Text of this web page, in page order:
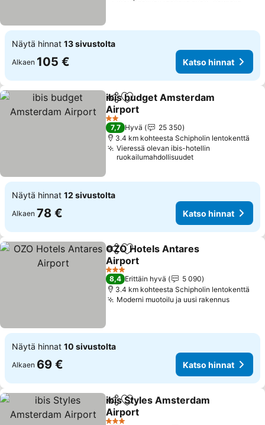
Näytä hinnat 13 sivustolta
Alkaen 105 € Katso hinnat
Jaa Lisää suosikkeihin
ibis budget Amsterdam
Airport
Katso hinnat
2 Tähtiluokitus
7,7 Hyvä
25 350
3.4 km kohteesta Schipholin lentokenttä
Vieressä olevan ibis-hotellin
ruokailumahdollisuudet
Näytä hinnat 12 sivustolta
Alkaen 78 € Katso hinnat
Jaa Lisää suosikkeihin
OZO Hotels Antares
Airport
Katso hinnat
3 Tähtiluokitus
8,4 Erittäin hyvä
5 090
3.4 km kohteesta Schipholin lentokenttä
Moderni muotoilu ja uusi rakennusKatso
Näytä hinnat 10 sivustolta
Alkaen 69 € Katso hinnat
Jaa Lisää suosikkeihin
ibis Styles Amsterdam
Airport